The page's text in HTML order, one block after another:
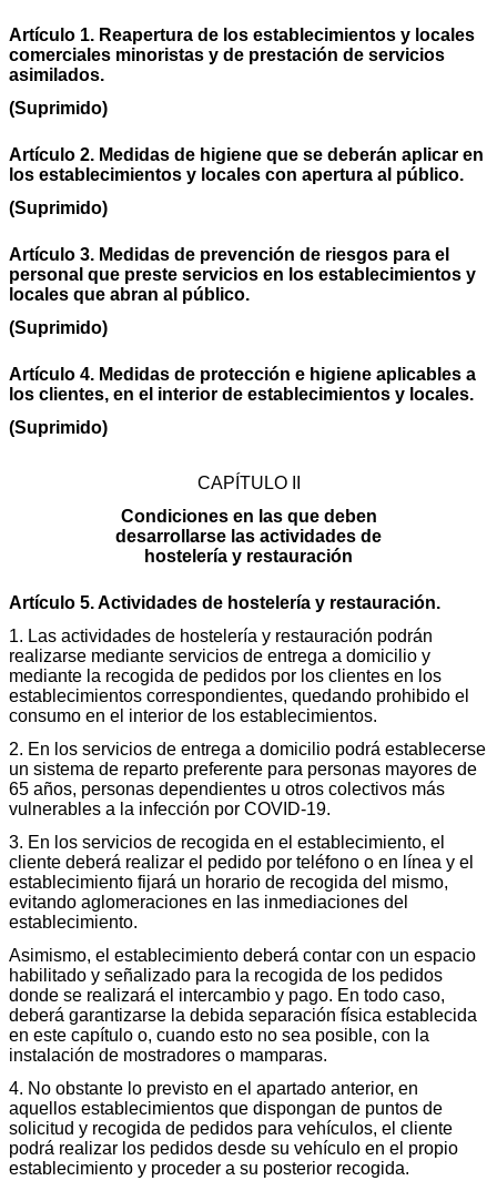
Artículo 1. Reapertura de los establecimientos y locales
comerciales minoristas y de prestación de servicios
asimilados.
(Suprimido)
Artículo 2. Medidas de higiene que se deberán aplicar en
los establecimientos y locales con apertura al público.
(Suprimido)
Artículo 3. Medidas de prevención de riesgos para el
personal que preste servicios en los establecimientos y
locales que abran al público.
(Suprimido)
Artículo 4. Medidas de protección e higiene aplicables a
los clientes, en el interior de establecimientos y locales.
(Suprimido)
CAPÍTULO II
Condiciones en las que deben
desarrollarse las actividades de
hostelería y restauración
Artículo 5. Actividades de hostelería y restauración.
1. Las actividades de hostelería y restauración podrán
realizarse mediante servicios de entrega a domicilio y
mediante la recogida de pedidos por los clientes en los
establecimientos correspondientes, quedando prohibido el
consumo en el interior de los establecimientos.
2. En los servicios de entrega a domicilio podrá establecerse
un sistema de reparto preferente para personas mayores de
65 años, personas dependientes u otros colectivos más
vulnerables a la infección por COVID-19.
3. En los servicios de recogida en el establecimiento, el
cliente deberá realizar el pedido por teléfono o en línea y el
establecimiento fijará un horario de recogida del mismo,
evitando aglomeraciones en las inmediaciones del
establecimiento.
Asimismo, el establecimiento deberá contar con un espacio
habilitado y señalizado para la recogida de los pedidos
donde se realizará el intercambio y pago. En todo caso,
deberá garantizarse la debida separación física establecida
en este capítulo o, cuando esto no sea posible, con la
instalación de mostradores o mamparas.
4. No obstante lo previsto en el apartado anterior, en
aquellos establecimientos que dispongan de puntos de
solicitud y recogida de pedidos para vehículos, el cliente
podrá realizar los pedidos desde su vehículo en el propio
establecimiento y proceder a su posterior recogida.